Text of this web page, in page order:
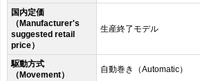
国内定価
（Manufacturer's
suggested retail
price）
生産終了モデル
駆動方式
（Movement）
自動巻き（Automatic）